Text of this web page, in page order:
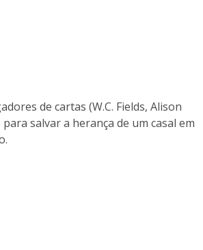
de cartas (W.C. Fields, Alison
salvar a herança de um casal em